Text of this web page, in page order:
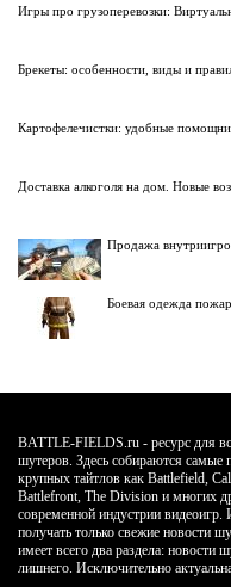
Игры про грузоперевозки:
Брекеты: особенности, виды и
Картофелечистки: удобные
Доставка алкоголя на дом. Новые
Продажа
Боевая одежда
BATTLE-FIELDS.ru - ресурс для
шутеров. Здесь собираются самые
крупных тайтлов как Battlefield,
Battlefront, The Division и многих
современной индустрии
получать только свежие новости
имеет всего два раздела: новости
лишнего. Исключительно